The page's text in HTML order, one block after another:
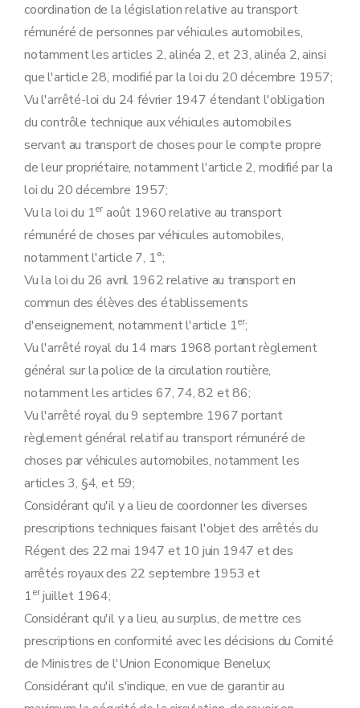
Art. 21
Art. 22
Contrôle technique.
Art. 23
Art. 23bis
Art. 23 ter
Art. 23quater
Art. 23quinquies
Art. 23
sexies
Art. 23septies
Art. 23octies
Art. 23
novies
Art. 23decies
Art. 23undecies
Chapitre 5 Utilisation.
Art. 24
Art. 25
Art. 26
Chapitre 6 Construction.
Art. 27
Art. 27bis
Art. 28
Art. 29
Art. 30
Art. 31
Art. 32
Art. 32bis
Art. 33
Art. 34
Art. 35
Art. 37
Art. 38
Art. 39
Art. 40
Art. 41
Art. 42
Art. 43
Art. 44
Art. 45
Art. 46
Art. 47
Art. 48
Art. 49
Art. 50
Art. 51
coordination de la législation relative au transport
rémunéré de personnes par véhicules automobiles,
notamment les articles 2, alinéa 2, et 23, alinéa 2, ainsi
que l'article 28, modifié par la loi du 20 décembre 1957;
Vu l'arrêté-loi du 24 février 1947 étendant l'obligation
du contrôle technique aux véhicules automobiles
servant au transport de choses pour le compte propre
de leur propriétaire, notamment l'article 2, modifié par la
loi du 20 décembre 1957;
Vu la loi du 1er août 1960 relative au transport
rémunéré de choses par véhicules automobiles,
notamment l'article 7, 1°;
Vu la loi du 26 avril 1962 relative au transport en
commun des élèves des établissements
d'enseignement, notamment l'article 1er;
Vu l'arrêté royal du 14 mars 1968 portant règlement
général sur la police de la circulation routière,
notamment les articles 67, 74, 82 et 86;
Vu l'arrêté royal du 9 septembre 1967 portant
règlement général relatif au transport rémunéré de
choses par véhicules automobiles, notamment les
articles 3, §4, et 59;
Considérant qu'il y a lieu de coordonner les diverses
prescriptions techniques faisant l'objet des arrêtés du
Régent des 22 mai 1947 et 10 juin 1947 et des
arrêtés royaux des 22 septembre 1953 et
1erjuillet 1964;
Considérant qu'il y a lieu, au surplus, de mettre ces
prescriptions en conformité avec les décisions du Comité
de Ministres de l'Union Economique Benelux;
Considérant qu'il s'indique, en vue de garantir au